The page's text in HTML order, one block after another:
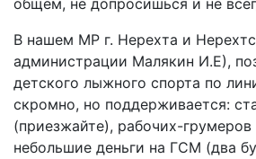
общем, не допросишься и не
В нашем МР г. Нерехта и
администрации Малякин И.Е),
детского лыжного спорта по
скромно, но поддерживается:
(приезжайте), рабочих-грумеров
небольшие деньги на ГСМ (два